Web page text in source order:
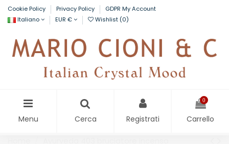
Cookie Policy Privacy Policy
GDPR My Account
Italiano
EUR € Wishlist (0)
Menu Cerca Registrati
0
Carrello